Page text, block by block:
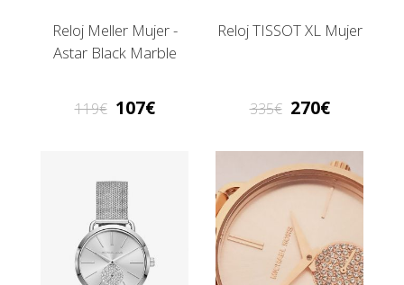
Reloj Meller Mujer -
Astar Black Marble
119 107
Reloj TISSOT XL Mujer
335 270